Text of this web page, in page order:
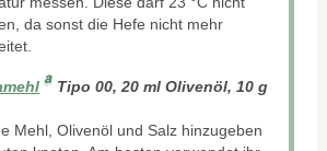
da sonst die Hefe nicht mehr
Tipo 00, 20 ml Olivenöl, 10 g
Mehl, Olivenöl und Salz hinzugeben